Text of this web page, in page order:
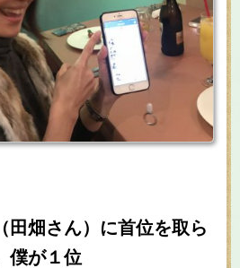
田畑さん）に首位を取ら
僕が１位